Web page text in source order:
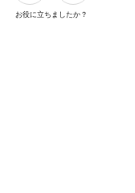
お役に立ちましたか？